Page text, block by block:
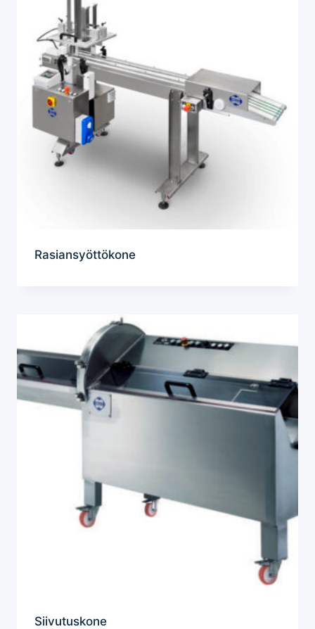
Rasiansyöttökone
Siivutuskone